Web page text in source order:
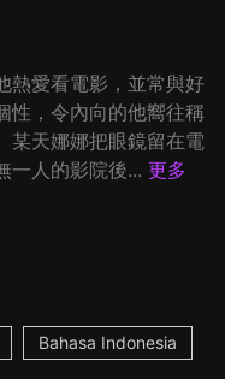
熱愛看電影，並常與好
性，令內向的他嚮往稱
某天娜娜把眼鏡留在電
一人的影院後... 更多
Bahasa Indonesia